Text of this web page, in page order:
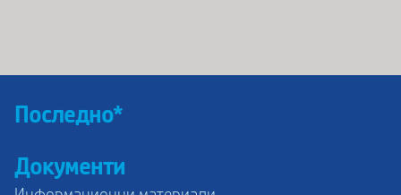
Последно*
Документи